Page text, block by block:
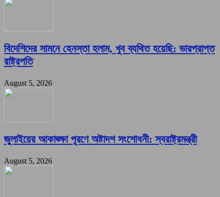
বিদেশিদের সামনে হেনস্তা হলাম, খুব ব্যথিত হয়েছি: ভারপ্রাপ্ত
রাষ্ট্রপতি
August 5, 2026
জুলাইয়ের আকাঙ্ক্ষা পূরণে অষ্টাদশ সংশোধনী: স্বরাষ্ট্রমন্ত্রী
August 5, 2026